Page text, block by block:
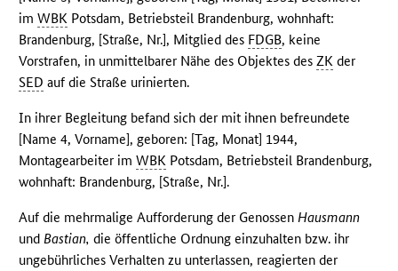
imWBK Potsdam, Betriebsteil Brandenburg, wohnhaft:
Brandenburg, [Straße, Nr.], Mitglied des FDGB, keine
Vorstrafen, in unmittelbarer Nähe des Objektes desZK der
SED auf die Straße urinierten.
In ihrer Begleitung befand sich der mit ihnen befreundete
[Name 4, Vorname], geboren: [Tag, Monat] 1944,
Montagearbeiter imWBK Potsdam, Betriebsteil Brandenburg,
wohnhaft: Brandenburg, [Straße, Nr.].
Auf die mehrmalige Aufforderung der GenossenHausmann
undBastian, die öffentliche Ordnung einzuhalten bzw. ihr
ungebührliches Verhalten zu unterlassen, reagierten der